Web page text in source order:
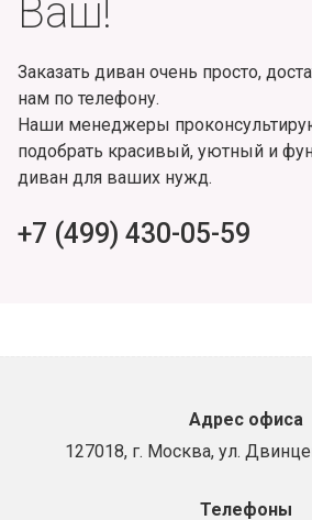
Ваш!
Заказать диван очень просто,
нам по телефону.
Наши менеджеры
подобрать красивый, уютный и
диван для ваших нужд.
+7 (499) 430-05-59
Адрес офиса
127018, г. Москва, ул.
Телефоны